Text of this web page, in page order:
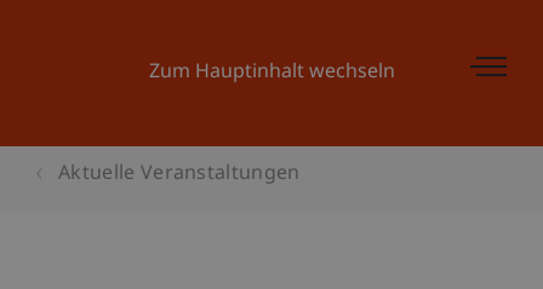
Zum Hauptinhalt wechseln
Aktuelle Veranstaltungen